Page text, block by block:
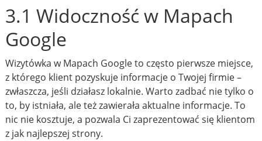
3.1 Widoczność w Mapach
Google
Wizytówka w Mapach Google to często pierwsze miejsce,
z którego klient pozyskuje informacje o Twojej firmie –
zwłaszcza, jeśli działasz lokalnie. Warto zadbać nie tylko o
to, by istniała, ale też zawierała aktualne informacje. To
nic nie kosztuje, a pozwala Ci zaprezentować się klientom
z jak najlepszej strony.